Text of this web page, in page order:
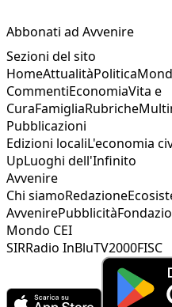
Abbonati ad Avvenire
Sezioni del sito
HomeAttualitàPolitica
CommentiEconomiaVita e
CuraFamigliaRubriche
Pubblicazioni
Edizioni localiL'economia
UpLuoghi dell'Infinito
Avvenire
Chi siamoRedazione
AvvenirePubblicità
Mondo CEI
SIRRadio InBluTV2000FISC